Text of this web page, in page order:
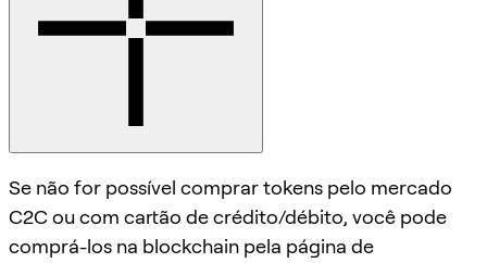
Se não for possível comprar tokens pelo mercado
C2C ou com cartão de crédito/débito, você pode
comprá-los na blockchain pela página de